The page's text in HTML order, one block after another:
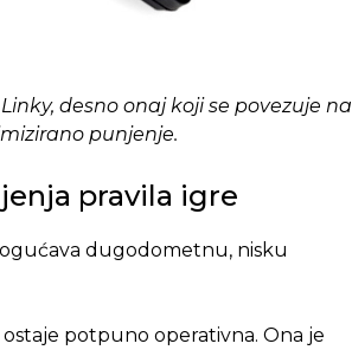
desno onaj koji se povezuje na
punjenje.
pravila igre
dugodometnu, nisku
potpuno operativna. Ona je